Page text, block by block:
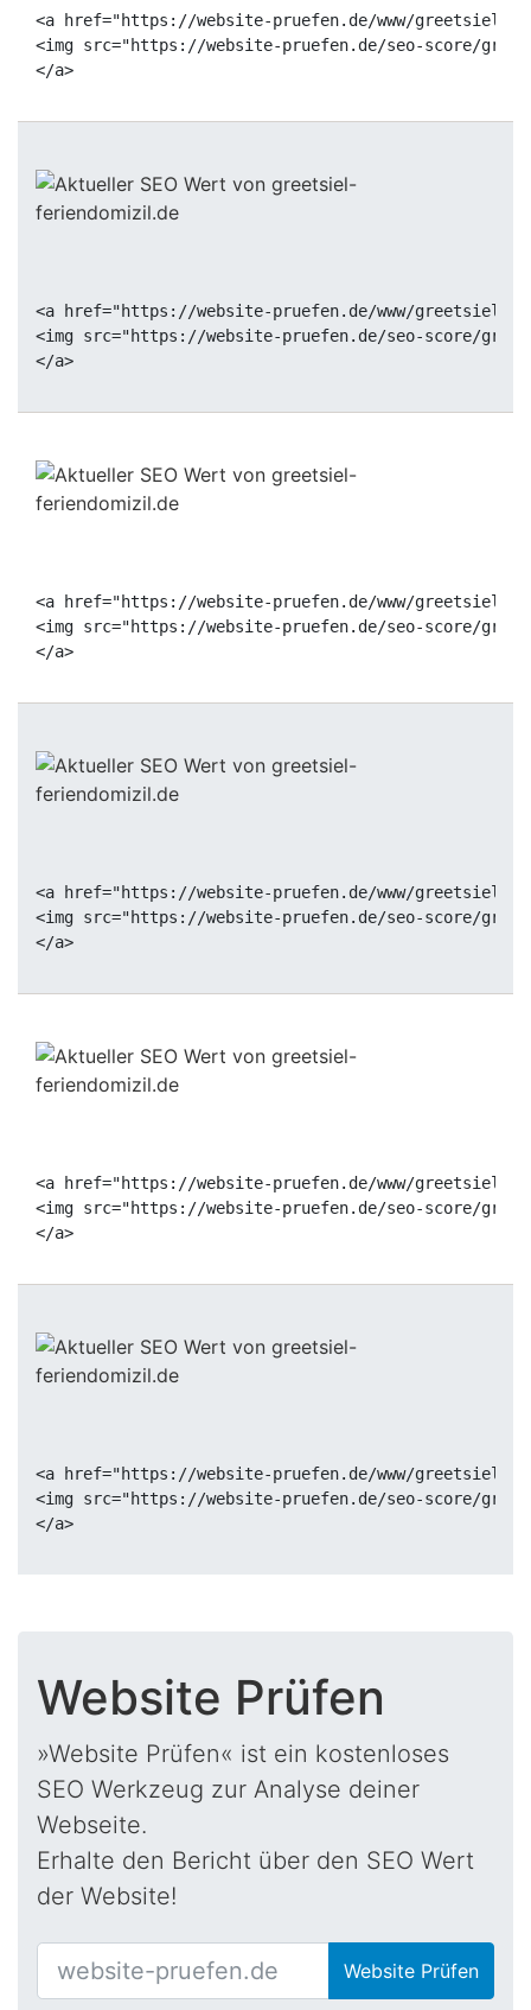
<a href="https://website-pruefen.de/www/greetsiel-
<img src="https://website-pruefen.de/seo-score/
<a href="https://website-pruefen.de/www/greetsiel-
<img src="https://website-pruefen.de/seo-score/
<a href="https://website-pruefen.de/www/greetsiel-
<img src="https://website-pruefen.de/seo-score/
<a href="https://website-pruefen.de/www/greetsiel-
<img src="https://website-pruefen.de/seo-score/
<a href="https://website-pruefen.de/www/greetsiel-
<img src="https://website-pruefen.de/seo-score/
<a href="https://website-pruefen.de/www/greetsiel-
<img src="https://website-pruefen.de/seo-score/
Website Prüfen
»Website Prüfen« ist ein kostenloses
SEO Werkzeug zur Analyse deiner
Webseite.
Erhalte den Bericht über den SEO Wert
der Website!
Website Prüfen